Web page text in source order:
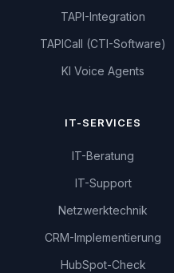
TAPI-Integration
TAPICall (CTI-Software)
KI Voice Agents
IT-SERVICES
IT-Beratung
IT-Support
Netzwerktechnik
CRM-Implementierung
HubSpot-Check